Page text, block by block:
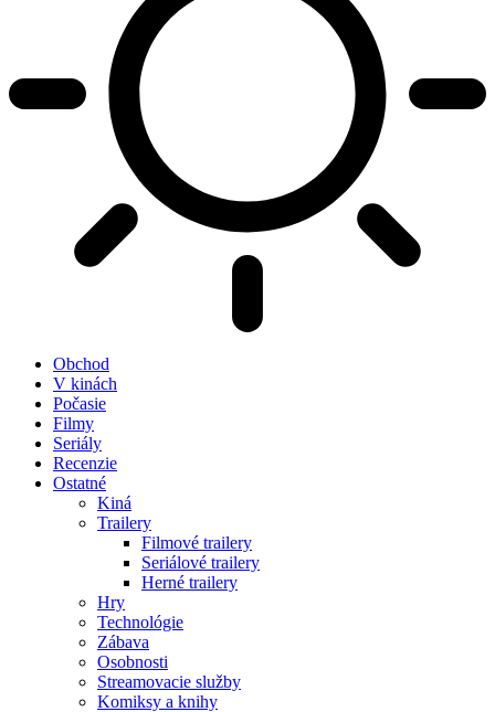
Obchod
V kinách
Počasie
Filmy
Seriály
Recenzie
Ostatné
Kiná
Trailery
Filmové trailery
Seriálové trailery
Herné trailery
Hry
Technológie
Zábava
Osobnosti
Streamovacie služby
Komiksy a knihy